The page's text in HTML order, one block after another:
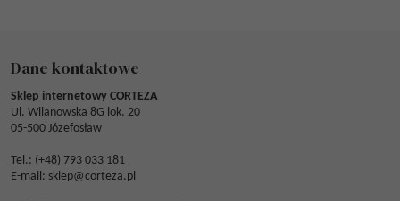
Dane kontaktowe
Sklep internetowy CORTEZA
Ul. Wilanowska 8G lok. 20
05-500 Józefosław
Tel.: (+48) 793 033 181
E-mail: sklep@corteza.pl